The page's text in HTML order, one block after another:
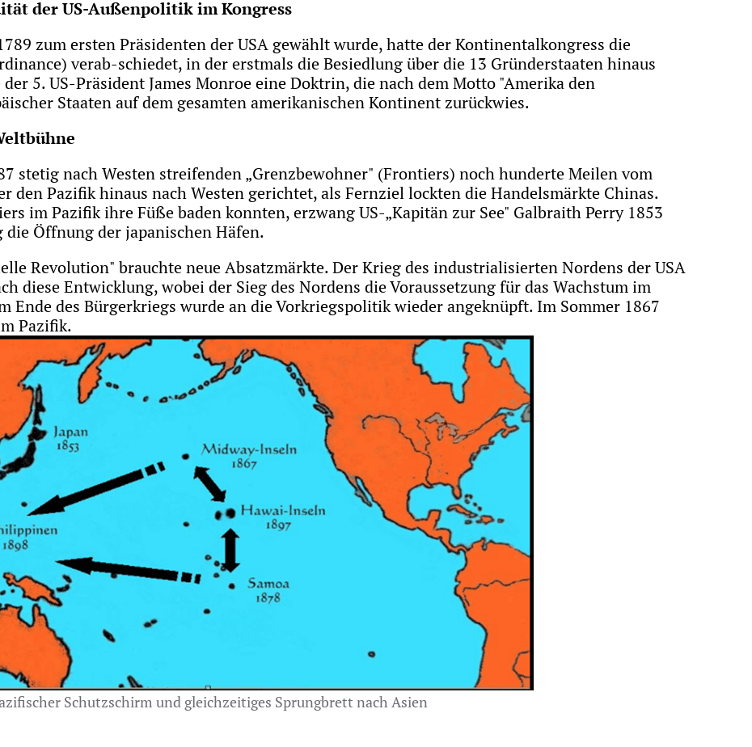
der US-Außenpolitik im Kongress
zum ersten Präsidenten der USA gewählt wurde, hatte der Kontinentalkongress die
verab-schiedet, in der erstmals die Besiedlung über die 13 Gründerstaaten hinaus
5. US-Präsident James Monroe eine Doktrin, die nach dem Motto "Amerika den
Staaten auf dem gesamten amerikanischen Kontinent zurückwies.
stetig nach Westen streifenden „Grenzbewohner" (Frontiers) noch hunderte Meilen vom
den Pazifik hinaus nach Westen gerichtet, als Fernziel lockten die Handelsmärkte Chinas.
im Pazifik ihre Füße baden konnten, erzwang US-„Kapitän zur See" Galbraith Perry 1853
Öffnung der japanischen Häfen.
Revolution" brauchte neue Absatzmärkte. Der Krieg des industrialisierten Nordens der USA
diese Entwicklung, wobei der Sieg des Nordens die Voraussetzung für das Wachstum im
Ende des Bürgerkriegs wurde an die Vorkriegspolitik wieder angeknüpft. Im Sommer 1867
Pazifik.
Schutzschirm und gleichzeitiges Sprungbrett nach Asien